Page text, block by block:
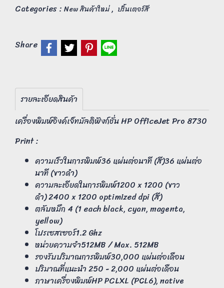
Categories : New สินค้าใหม่, ปริ้นเตอร์สี
Share
รายละเอียดสินค้า
เครื่องพิมพ์อิงค์เจ็ทมัลติฟังก์ชั่น HP OfficeJet Pro 8730
Print :
ความเร็วในการพิมพ์36 แผ่นต่อนาที (สี)36 แผ่นต่อ
นาที (ขาวดำ)
ความละเอียดในการพิมพ์1200 x 1200 (ขาว
ดำ) 2400 x 1200 optimized dpi (สี)
ตลับหมึก 4 (1 each black, cyan, magenta,
yellow)
โปรเซสเซอร์1.2 Ghz
หน่วยความจำ512MB / Max. 512MB
รองรับปริมาณการพิมพ์30,000 แผ่นต่อเดือน
ปริมาณที่แนะนำ 250 - 2,000 แผ่นต่อเดือน
ภาษาเครื่องพิมพ์HP PCLXL (PCL6), native